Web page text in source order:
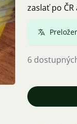
zaslať po
6